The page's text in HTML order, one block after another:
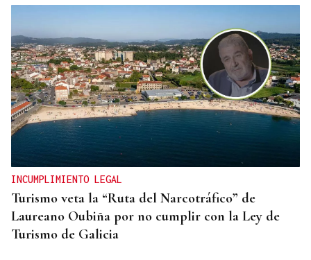
RELACIONES DIPLOMÁTICAS
Chile y Venezuela retoman sus relaciones
consulares tras dos años de ruptura
INCUMPLIMIENTO LEGAL
Turismo veta la “Ruta del Narcotráfico” de
Laureano Oubiña por no cumplir con la Ley de
Turismo de Galicia